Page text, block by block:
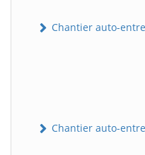
Chantier auto-
Chantier auto-